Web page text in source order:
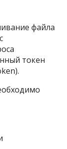
файла
токен